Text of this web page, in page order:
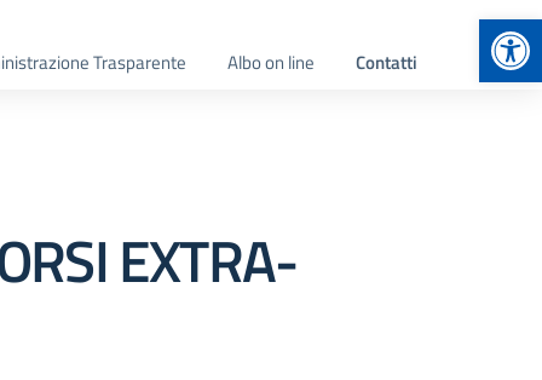
Trasparente Albo on line Contatti
EXTRA-